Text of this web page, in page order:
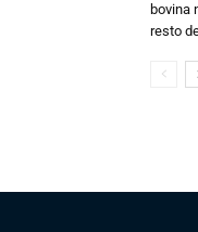
bovina
resto